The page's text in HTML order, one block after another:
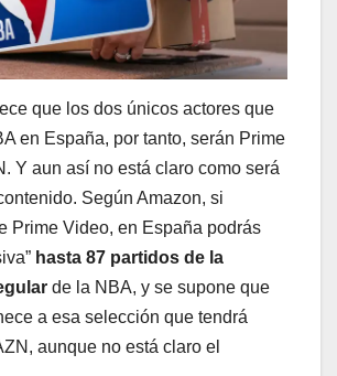
que los dos únicos actores que
en España, por tanto, serán Prime
Y aun así no está claro como será
Según Amazon, si
Prime Video, en España podrás
hasta 87 partidos de la
de la NBA, y se supone que
a esa selección que tendrá
aunque no está claro el